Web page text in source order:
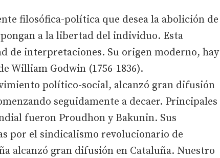
filosófica-política que desea la abolición de
a la libertad del individuo. Esta
de interpretaciones. Su origen moderno, hay
William Godwin (1756-1836).
político-social, alcanzó gran difusión
seguidamente a decaer. Principales
fueron Proudhon y Bakunin. Sus
por el sindicalismo revolucionario de
alcanzó gran difusión en Cataluña. Nuestro